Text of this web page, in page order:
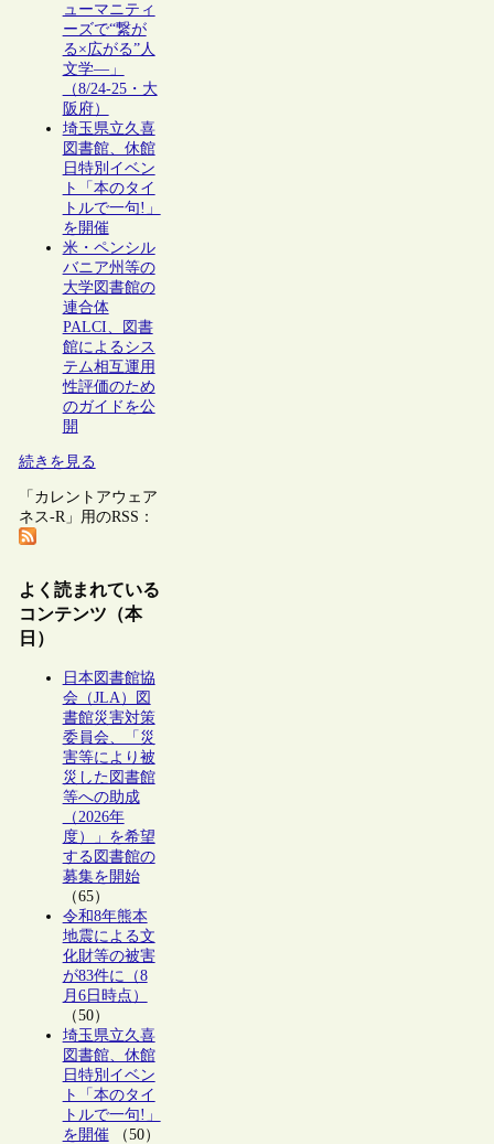
ューマニティ
ーズで“繋が
る×広がる”人
文学―」
（8/24-25・大
阪府）
埼玉県立久喜
図書館、休館
日特別イベン
ト「本のタイ
トルで一句!」
を開催
米・ペンシル
バニア州等の
大学図書館の
連合体
PALCI、図書
館によるシス
テム相互運用
性評価のため
のガイドを公
開
続きを見る
「カレントアウェア
ネス-R」用のRSS：
よく読まれている
コンテンツ（本
日）
日本図書館協
会（JLA）図
書館災害対策
委員会、「災
害等により被
災した図書館
等への助成
（2026年
度）」を希望
する図書館の
募集を開始
（65）
令和8年熊本
地震による文
化財等の被害
が83件に（8
月6日時点）
（50）
埼玉県立久喜
図書館、休館
日特別イベン
ト「本のタイ
トルで一句!」
を開催（50）